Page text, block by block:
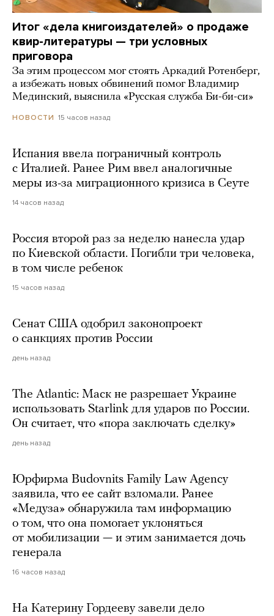
Итог «дела книгоиздателей» о продаже
квир-литературы — три условных
приговора
За этим процессом мог стоять Аркадий Ротенберг,
а избежать новых обвинений помог Владимир
Мединский, выяснила «Русская служба Би-би-си»
НОВОСТИ 15 часов назад
Испания ввела пограничный контроль
с Италией. Ранее Рим ввел аналогичные
меры из-за миграционного кризиса в Сеуте
14 часов назад
Россия второй раз за неделю нанесла удар
по Киевской области. Погибли три человека,
в том числе ребенок
15 часов назад
Сенат США одобрил законопроект
о санкциях против России
день назад
The Atlantic: Маск не разрешает Украине
использовать Starlink для ударов по России.
Он считает, что «пора заключать сделку»
день назад
Юрфирма Budovnits Family Law Agency
заявила, что ее сайт взломали. Ранее
«Медуза» обнаружила там информацию
о том, что она помогает уклоняться
от мобилизации — и этим занимается дочь
генерала
16 часов назад
На Катерину Гордееву завели дело